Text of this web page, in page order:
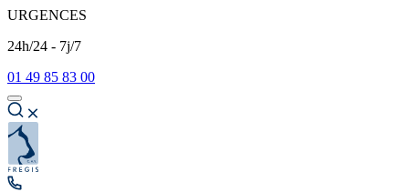
URGENCES
24h/24 - 7j/7
01 49 85 83 00